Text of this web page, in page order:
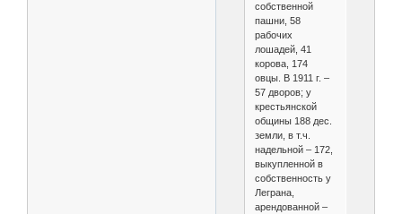
собственной
пашни, 58
рабочих
лошадей, 41
корова, 174
овцы. В 1911 г. –
57 дворов; у
крестьянской
общины 188 дес.
земли, в т.ч.
надельной – 172,
выкупленной в
собственность у
Леграна,
арендованной –